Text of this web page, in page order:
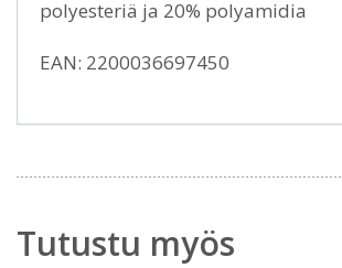
polyesteriä ja 20% polyamidia
EAN: 2200036697450
Tutustu myös